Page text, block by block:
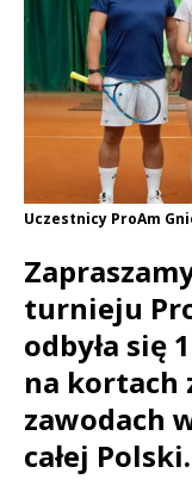
Uczestnicy ProAm
turnieju
odbyła się
na kortach
zawodach
całej Polski.